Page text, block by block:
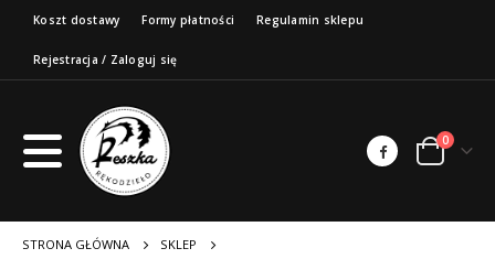
Koszt dostawy Formy płatności Regulamin sklepu
Rejestracja / Zaloguj się
0
STRONA GŁÓWNA
SKLEP